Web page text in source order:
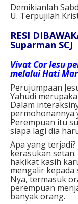
Demikianlah
U. Terpujilah
RESI
Suparman SCJ
Vivat Cor Iesu
melalui Hati
Perujumpaan
Yahudi
Dalam
permohonannya
Perempuan itu
siapa lagi dia
Apa yang
kerasukan
hakikat kasih
mengalir kepada
Nya, termasuk
perempuan
banyak orang.